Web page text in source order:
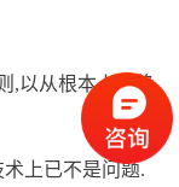
,以从根本上杜绝
上已不是问题.